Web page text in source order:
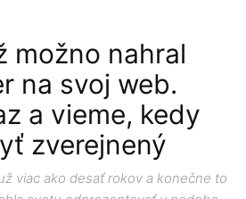
možno nahral
na svoj web.
a vieme, kedy
zverejnený
viac ako desať rokov a konečne to